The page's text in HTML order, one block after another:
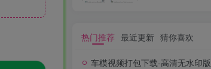
热门推荐 最近更新 猜你喜欢
车模视频打包下载-高清无水印版